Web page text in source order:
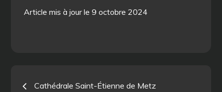
Article mis à jour le 9 octobre 2024
Navigation
Cathédrale Saint-Étienne de Metz